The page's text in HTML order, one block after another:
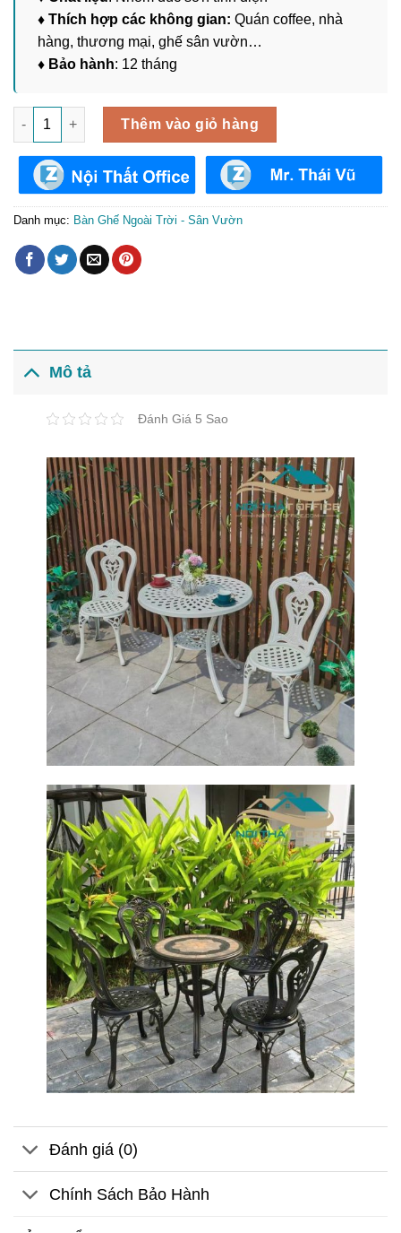
♦ Thích hợp các không gian: Quán coffee, nhà
hàng, thương mại, ghế sân vườn…
♦ Bảo hành: 12 tháng
Ghế Nhôm Đúc Sân Vườn GNT-008 số lượng
Thêm vào giỏ hàng
Danh mục: Bàn Ghế Ngoài Trời - Sân Vườn
Mô tả
Đánh Giá 5 Sao
Đánh giá (0)
Chính Sách Bảo Hành